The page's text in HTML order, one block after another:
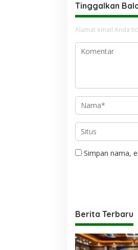
Tinggalkan
Alamat email Anda
Simpan nama,
Berita Terbaru